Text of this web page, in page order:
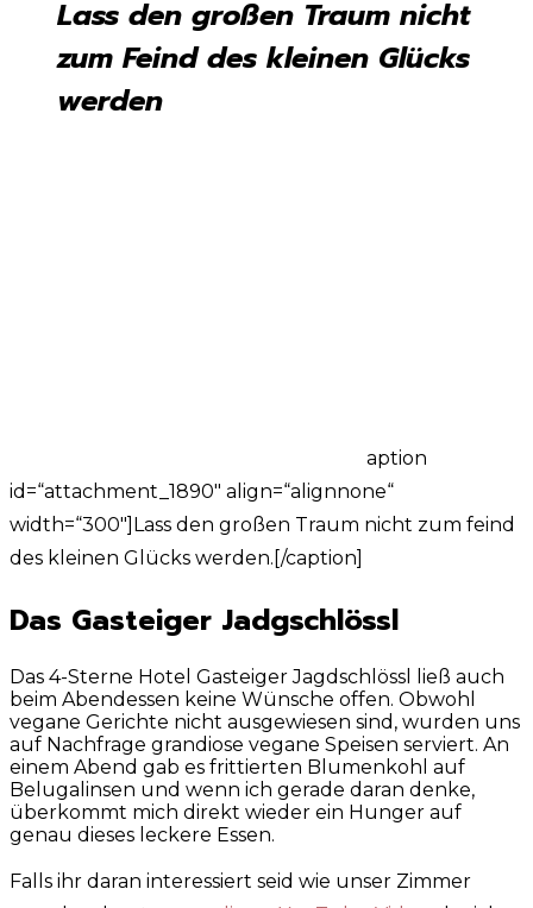
Lass den großen Traum nicht
zum Feind des kleinen Glücks
werden
aption
id=“attachment_1890″ align=“alignnone“
width=“300″]Lass den großen Traum nicht zum feind
des kleinen Glücks werden.[/caption]
Das Gasteiger Jadgschlössl
Das 4-Sterne Hotel Gasteiger Jagdschlössl ließ auch
beim Abendessen keine Wünsche offen. Obwohl
vegane Gerichte nicht ausgewiesen sind, wurden uns
auf Nachfrage grandiose vegane Speisen serviert. An
einem Abend gab es frittierten Blumenkohl auf
Belugalinsen und wenn ich gerade daran denke,
überkommt mich direkt wieder ein Hunger auf
genau dieses leckere Essen.
Falls ihr daran interessiert seid wie unser Zimmer